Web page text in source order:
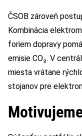
ČSOB zároveň
Kombinácia
foriem dopravy
emisie CO₂. V
miesta vrátane
stojanov pre